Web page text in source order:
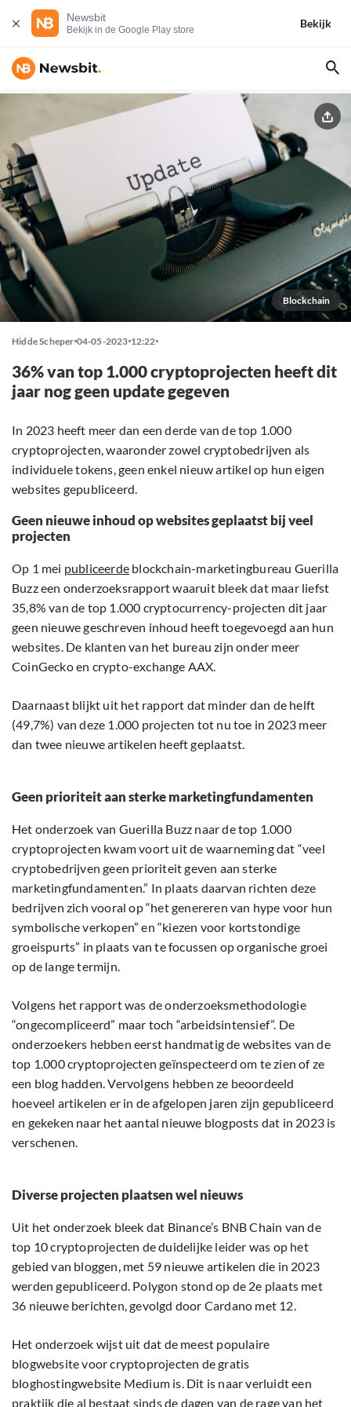
Newsbit
Bekijk in de Google Play store
Bekijk
Blockchain
Hidde Scheper 04-05-2023 12:22
36% van top 1.000 cryptoprojecten heeft dit
jaar nog geen update gegeven
In 2023 heeft meer dan een derde van de top 1.000
cryptoprojecten, waaronder zowel cryptobedrijven als
individuele tokens, geen enkel nieuw artikel op hun eigen
websites gepubliceerd.
Geen nieuwe inhoud op websites geplaatst bij veel
projecten
Op 1 mei publiceerde blockchain-marketingbureau Guerilla
Buzz een onderzoeksrapport waaruit bleek dat maar liefst
35,8% van de top 1.000 cryptocurrency-projecten dit jaar
geen nieuwe geschreven inhoud heeft toegevoegd aan hun
websites. De klanten van het bureau zijn onder meer
CoinGecko en crypto-exchange AAX.
Daarnaast blijkt uit het rapport dat minder dan de helft
(49,7%) van deze 1.000 projecten tot nu toe in 2023 meer
dan twee nieuwe artikelen heeft geplaatst.
Geen prioriteit aan sterke marketingfundamenten
Het onderzoek van Guerilla Buzz naar de top 1.000
cryptoprojecten kwam voort uit de waarneming dat “veel
cryptobedrijven geen prioriteit geven aan sterke
marketingfundamenten.” In plaats daarvan richten deze
bedrijven zich vooral op “het genereren van hype voor hun
symbolische verkopen” en “kiezen voor kortstondige
groeispurts” in plaats van te focussen op organische groei
op de lange termijn.
Volgens het rapport was de onderzoeksmethodologie
“ongecompliceerd” maar toch “arbeidsintensief”. De
onderzoekers hebben eerst handmatig de websites van de
top 1.000 cryptoprojecten geïnspecteerd om te zien of ze
een blog hadden. Vervolgens hebben ze beoordeeld
hoeveel artikelen er in de afgelopen jaren zijn gepubliceerd
en gekeken naar het aantal nieuwe blogposts dat in 2023 is
verschenen.
Diverse projecten plaatsen wel nieuws
Uit het onderzoek bleek dat Binance’s BNB Chain van de
top 10 cryptoprojecten de duidelijke leider was op het
gebied van bloggen, met 59 nieuwe artikelen die in 2023
werden gepubliceerd. Polygon stond op de 2e plaats met
36 nieuwe berichten, gevolgd door Cardano met 12.
Het onderzoek wijst uit dat de meest populaire
blogwebsite voor cryptoprojecten de gratis
bloghostingwebsite Medium is. Dit is naar verluidt een
praktijk die al bestaat sinds de dagen van de rage van het